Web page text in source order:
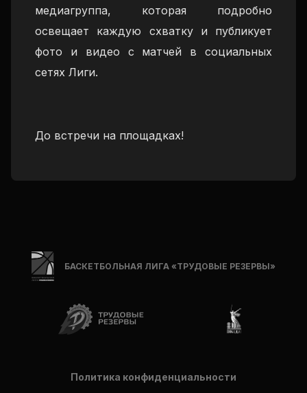
медиагруппа, которая подробно
освещает каждую схватку и публикует
фото и видео с матчей в социальных
сетях Лиги.
До встречи на площадках!
БАСКЕТБОЛЬНАЯ ЛИГА «ТРУДОВЫЕ РЕЗЕРВЫ»
Политика конфиденциальности